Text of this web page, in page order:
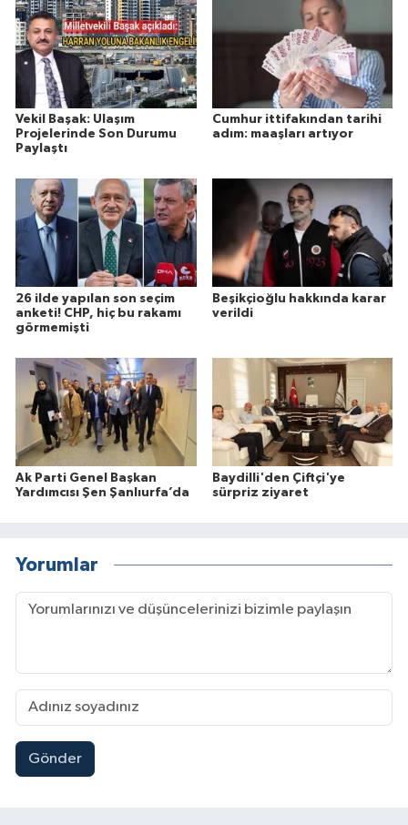
Vekil Başak: Ulaşım
Projelerinde Son Durumu
Paylaştı
Cumhur ittifakından tarihi
adım: maaşları artıyor
26 ilde yapılan son seçim
anketi! CHP, hiç bu rakamı
görmemişti
Beşikçioğlu hakkında karar
verildi
Ak Parti Genel Başkan
Yardımcısı Şen Şanlıurfa’da
Baydilli'den Çiftçi'ye
sürpriz ziyaret
Yorumlar
Gönder